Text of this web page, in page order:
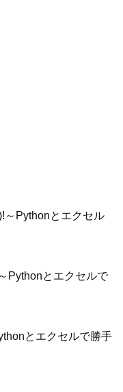
～Pythonとエクセル
Pythonとエクセルで
とエクセルで勝手